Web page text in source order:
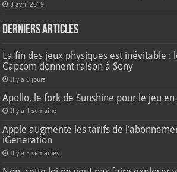
8 avril 2019
Derniers articles
La fin des jeux physiques est inévitable :
Capcom donnent raison à Sony
Il y a 6 jours
Apollo, le fork de Sunshine pour le jeu en
Il y a 1 semaine
Apple augmente les tarifs de
iGeneration
Il y a 3 semaines